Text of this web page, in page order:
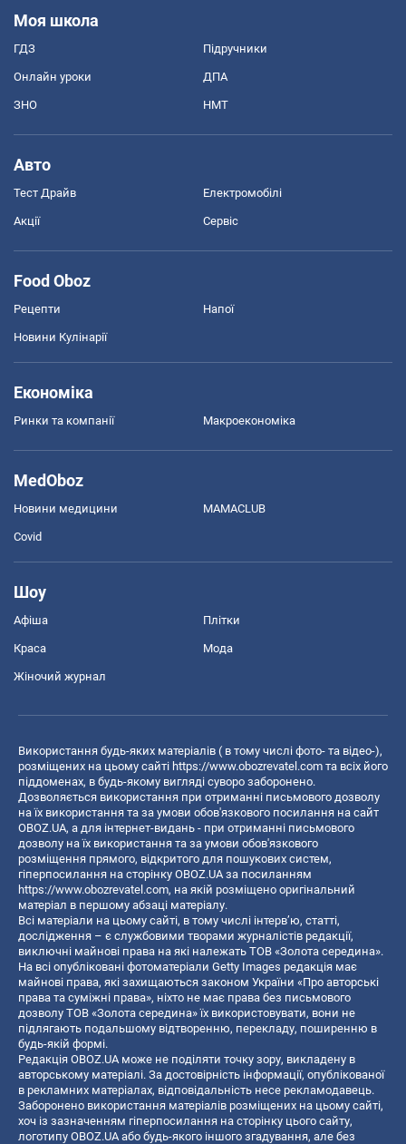
Моя школа
ГДЗ Підручники
Онлайн уроки ДПА
ЗНО НМТ
Авто
Тест Драйв Електромобілі
Акції Сервіс
Food Oboz
Рецепти Напої
Новини Кулінарії
Економіка
Ринки та компанії Макроекономіка
MedOboz
Новини медицини MAMACLUB
Covid
Шоу
Афіша Плітки
Краса Мода
Жіночий журнал
Використання будь-яких матеріалів ( в тому числі фото- та відео-),
розміщених на цьому сайті https://www.obozrevatel.com та всіх його
піддоменах, в будь-якому вигляді суворо заборонено.
Дозволяється використання при отриманні письмового дозволу
на їх використання та за умови обов'язкового посилання на сайт
OBOZ.UA, а для інтернет-видань - при отриманні письмового
дозволу на їх використання та за умови обов'язкового
розміщення прямого, відкритого для пошукових систем,
гіперпосилання на сторінку OBOZ.UA за посиланням
https://www.obozrevatel.com, на якій розміщено оригінальний
матеріал в першому абзаці матеріалу.
Всі матеріали на цьому сайті, в тому числі інтерв’ю, статті,
дослідження – є службовими творами журналістів редакції,
виключні майнові права на які належать ТОВ «Золота середина».
На всі опубліковані фотоматеріали Getty Images редакція має
майнові права, які захищаються законом України «Про авторські
права та суміжні права», ніхто не має права без письмового
дозволу ТОВ «Золота середина» їх використовувати, вони не
підлягають подальшому відтворенню, перекладу, поширенню в
будь-якій формі.
Редакція OBOZ.UA може не поділяти точку зору, викладену в
авторському матеріалі. За достовірність інформації, опублікованої
в рекламних матеріалах, відповідальність несе рекламодавець.
Заборонено використання матеріалів розміщених на цьому сайті,
хоч із зазначенням гіперпосилання на сторінку цього сайту,
логотипу OBOZ.UA або будь-якого іншого згадування, але без